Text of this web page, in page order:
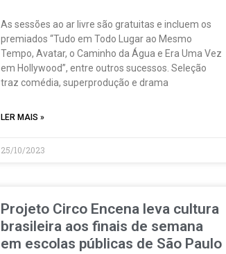
As sessões ao ar livre são gratuitas e incluem os
premiados “Tudo em Todo Lugar ao Mesmo
Tempo, Avatar, o Caminho da Água e Era Uma Vez
em Hollywood”, entre outros sucessos. Seleção
traz comédia, superprodução e drama
LER MAIS »
25/10/2023
Projeto Circo Encena leva cultura
brasileira aos finais de semana
em escolas públicas de São Paulo